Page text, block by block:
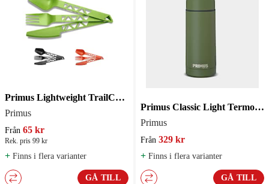
Primus Lightweight TrailCutlery - Flera färger
Primus
Från 65 kr
Rek. pris 99 kr
+ Finns i flera varianter
GÅ TILL
Primus Classic Light Termos 0.5L
Primus
Från 329 kr
+ Finns i flera varianter
GÅ TILL